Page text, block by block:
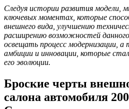
Следуя истории развития модели,
ключевых моментах, которые
внешнего вида, улучшению
расширению возможностей
освещать процесс модернизации,
амбиции и инновации, которые
его эволюции.
Броские черты
салона автомобиля